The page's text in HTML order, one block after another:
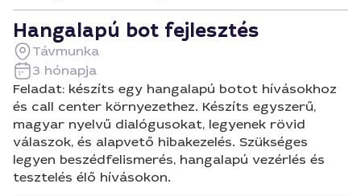
Hangalapú bot fejlesztés
Távmunka
3 hónapja
Feladat: készíts egy hangalapú botot hívásokhoz
és call center környezethez. Készíts egyszerű,
magyar nyelvű dialógusokat, legyenek rövid
válaszok, és alapvető hibakezelés. Szükséges
legyen beszédfelismerés, hangalapú vezérlés és
tesztelés élő hívásokon.